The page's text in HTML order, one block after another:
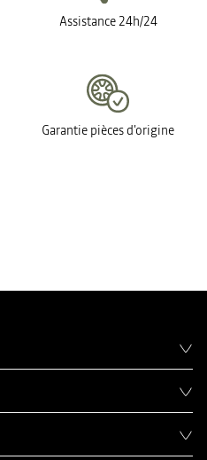
Assistance 24h/24
Garantie pièces d'origine